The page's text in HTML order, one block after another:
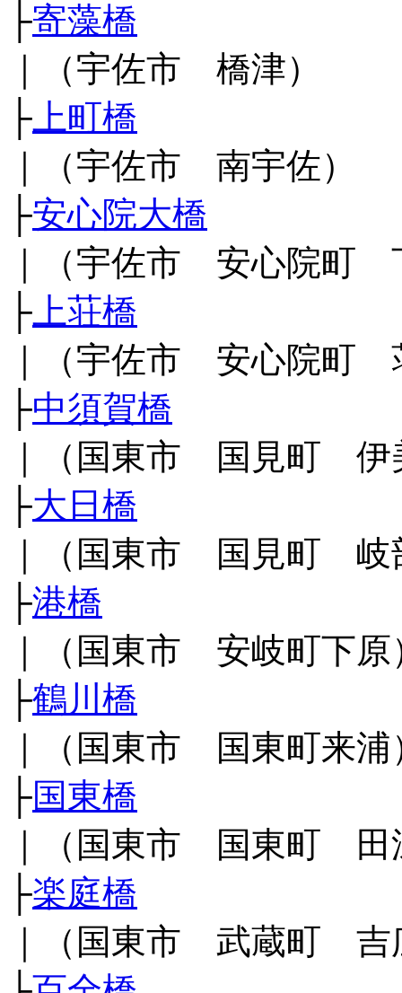
├寄藻橋
｜（宇佐市 橋津）
├ 上町橋
｜（宇佐市 南宇佐）
├安心院大橋
｜（宇佐市 安心院町
├ 上荘橋
｜（宇佐市 安心院町
├中須賀橋
｜（国東市 国見町 伊
├大日橋
｜（国東市 国見町 岐
├港橋
｜（国東市 安岐町下原
├鶴川橋
｜（国東市 国東町来浦
├国東橋
｜（国東市 国東町 田
├楽庭橋
｜（国東市 武蔵町 吉